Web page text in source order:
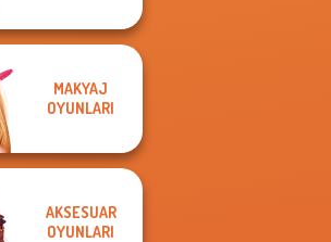
MAKYAJ
OYUNLARI
AKSESUAR
OYUNLARI